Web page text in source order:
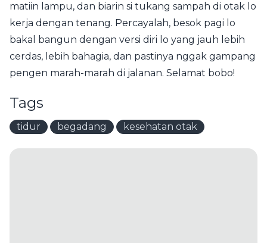
matiin lampu, dan biarin si tukang sampah di otak lo
kerja dengan tenang. Percayalah, besok pagi lo
bakal bangun dengan versi diri lo yang jauh lebih
cerdas, lebih bahagia, dan pastinya nggak gampang
pengen marah-marah di jalanan. Selamat bobo!
Tags
tidur begadang kesehatan otak